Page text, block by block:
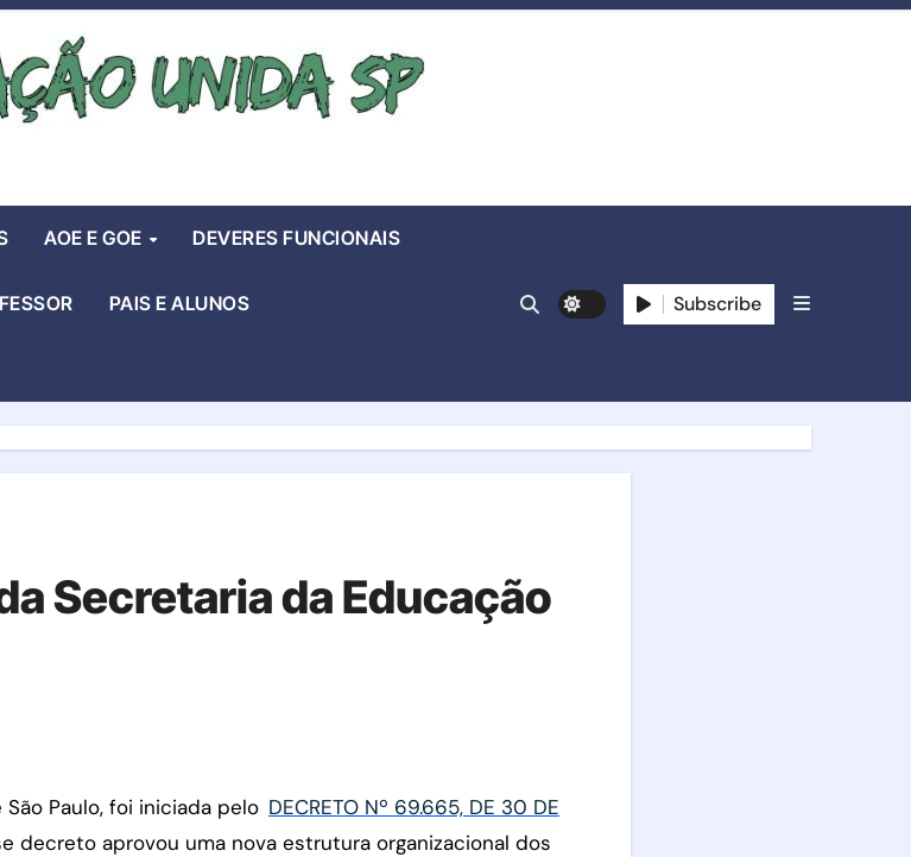
AOE E GOE DEVERES FUNCIONAIS
PAIS E ALUNOS Subscribe
Secretaria da Educação
Paulo, foi iniciada pelo DECRETO Nº 69.665, DE 30 DE
decreto aprovou uma nova estrutura organizacional dos